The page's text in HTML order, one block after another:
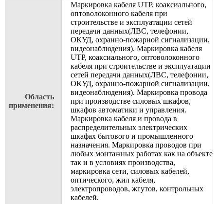
Область
применения:
Маркировка кабеля UTP, коаксиального,
оптоволоконного кабеля при
строительстве и эксплуатации сетей
передачи данных(ЛВС, телефонии,
ОКУД, охранно-пожарной сигнализации,
видеонаблюдения). Маркировка кабеля
UTP, коаксиального, оптоволоконного
кабеля при строительстве и эксплуатации
сетей передачи данных(ЛВС, телефонии,
ОКУД, охранно-пожарной сигнализации,
видеонаблюдения). Маркировка провода
при производстве силовых шкафов,
шкафов автоматики и управления.
Маркировка кабеля и провода в
распределительных электрических
шкафах бытового и промышленного
назначения. Маркировка проводов при
любых монтажных работах как на объекте
так и в условиях производства,
маркировка сети, силовых кабелей,
оптического, жил кабеля,
электропроводов, жгутов, контрольных
кабелей.